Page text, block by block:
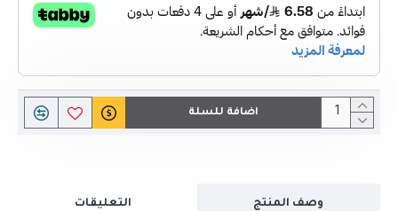
اضافة للسلة
وصف المنتج التعليقات